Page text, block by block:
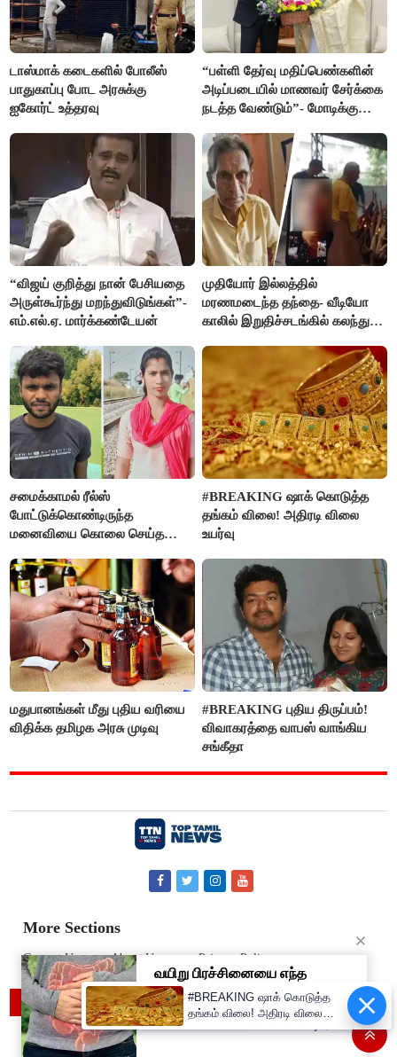
டாஸ்மாக் கடைகளில் போலீஸ்
பாதுகாப்பு போட அரசுக்கு
ஐகோர்ட் உத்தரவு
“பள்ளி தேர்வு மதிப்பெண்களின்
அடிப்படையில் மாணவர் சேர்க்கை
நடத்த வேண்டும்”- மோடிக்கு
“விஜய் குறித்து நான் பேசியதை
அருள்கூர்ந்து மறந்துவிடுங்கள்”-
எம்.எல்.ஏ. மார்க்கண்டேயன்
முதியோர் இல்லத்தில்
மரணமடைந்த தந்தை- வீடியோ
காலில் இறுதிச்சடங்கில் கலந்து
சமைக்காமல் ரீல்ஸ்
போட்டுக்கொண்டிருந்த
மனைவியை கொலை செய்த
#BREAKING ஷாக் கொடுத்த
தங்கம் விலை! அதிரடி விலை
உயர்வு
மதுபானங்கள் மீது புதிய வரியை
விதிக்க தமிழக அரசு முடிவு
#BREAKING புதிய திருப்பம்!
விவாகரத்தை வாபஸ் வாங்கிய
சங்கீதா
More Sections
Contact Us About Us Privacy Policy
© 2019 Top Tamil News
#BREAKING ஷாக் கொடுத்த
தங்கம் விலை! அதிரடி விலை
உயர்வு